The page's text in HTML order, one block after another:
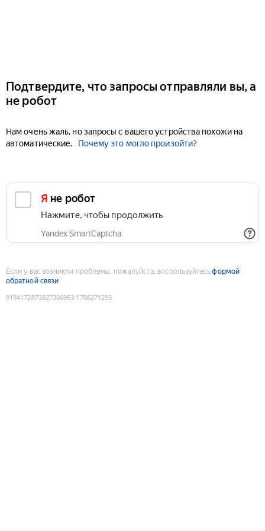
Подтвердите, что запросы отправляли вы, а
не робот
Нам очень жаль, но запросы с вашего устройства похожи на
автоматические.
Почему это могло произойти?
Я не робот
Нажмите, чтобы продолжить
Yandex SmartCaptcha
Если у вас возникли проблемы, пожалуйста, воспользуйтесьформой
обратной связи
9194172873827306963:1786271293